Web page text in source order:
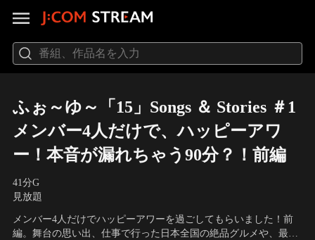
ふぉ～ゆ～「15」Songs ＆ Stories ＃1
メンバー4人だけで、ハッピーアワ
ー！本音が漏れちゃう90分？！前編
41分G
見放題
メンバー4人だけでハッピーアワーを過ごしてもらいました！前
編。舞台の思い出、仕事で行った日本全国の絶品グルメや、最高